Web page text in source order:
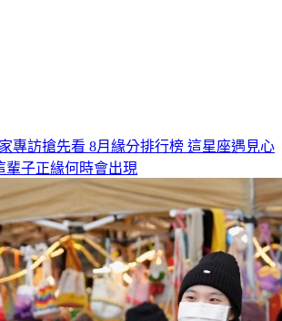
專訪搶先看 8月緣分排行榜 這星座遇見心
輩子正緣何時會出現